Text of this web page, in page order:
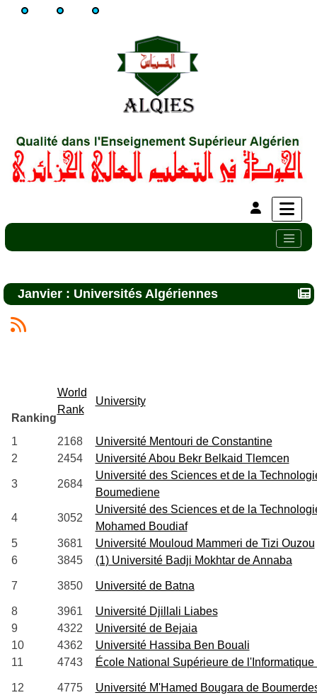
Janvier : Universités Algériennes
Ranking
World
Rank
University
1 2168
Université Mentouri de Constantine
2
2454 Université Abou Bekr Belkaid Tlemcen
3 2684
Université des Sciences et de la
Boumediene
4 3052
Université des Sciences et de la
Mohamed Boudiaf
5
3681
Université Mouloud Mammeri de Tizi Ouzou
6
3845 (1) Université Badji Mokhtar de Annaba
7 3850 Université de Batna
8 3961
Université Djillali Liabes
9
4322
Université de Bejaia
10
4362
Université Hassiba Ben Bouali
11
4743 École National Supérieure de l'Informatique
12 4775 Université M'Hamed Bougara de